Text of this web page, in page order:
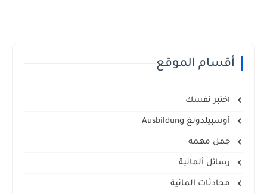
أقسام الموقع
اختبر نفسك
أوسبيلدونغ Ausbildung
جمل مهمة
رسائل ألمانية
محادثات المانية